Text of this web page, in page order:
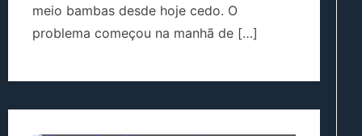
meio bambas desde hoje cedo. O
problema começou na manhã de […]